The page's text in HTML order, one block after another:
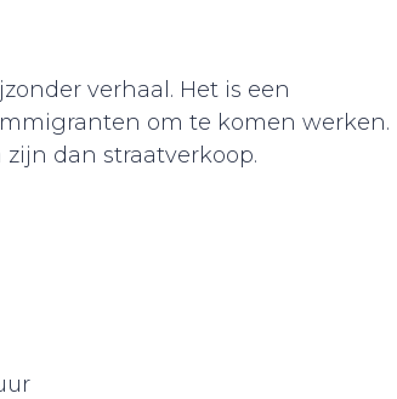
verhaal. Het is een
om te komen werken.
dan straatverkoop.